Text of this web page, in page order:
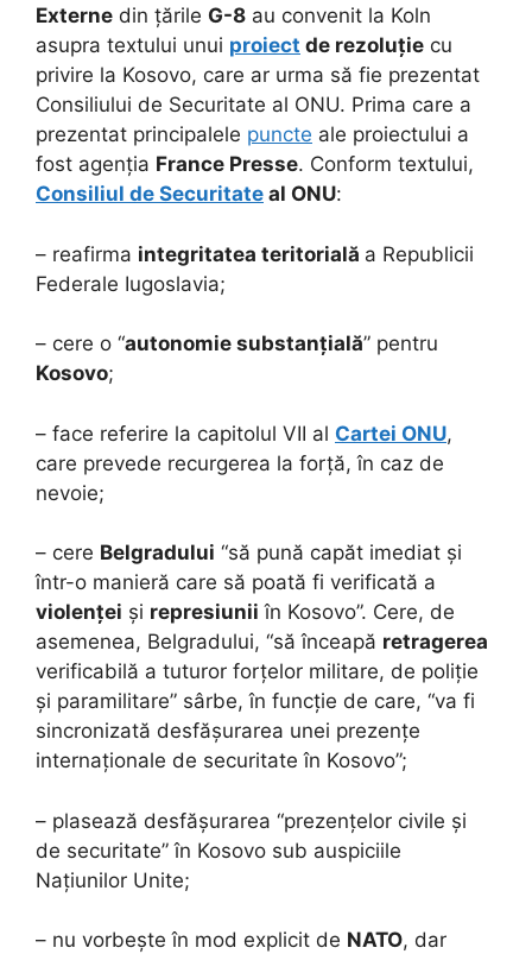
Externe din țările G-8 au convenit la Koln
asupra textului unui proiect de rezoluție cu
privire la Kosovo, care ar urma să fie prezentat
Consiliului de Securitate al ONU. Prima care a
prezentat principalele puncte ale proiectului a
fost agenția France Presse. Conform textului,
Consiliul de Securitate al ONU:
– reafirma integritatea teritorială a Republicii
Federale Iugoslavia;
– cere o “autonomie substanțială” pentru
Kosovo;
– face referire la capitolul VII al Cartei ONU,
care prevede recurgerea la forță, în caz de
nevoie;
– cere Belgradului “să pună capăt imediat și
într-o manieră care să poată fi verificată a
violenței și represiunii în Kosovo”. Cere, de
asemenea, Belgradului, “să înceapă retragerea
verificabilă a tuturor forțelor militare, de poliție
și paramilitare” sârbe, în funcție de care, “va fi
sincronizată desfășurarea unei prezențe
internaționale de securitate în Kosovo”;
– plasează desfășurarea “prezențelor civile și
de securitate” în Kosovo sub auspiciile
Națiunilor Unite;
– nu vorbește în mod explicit de NATO, dar